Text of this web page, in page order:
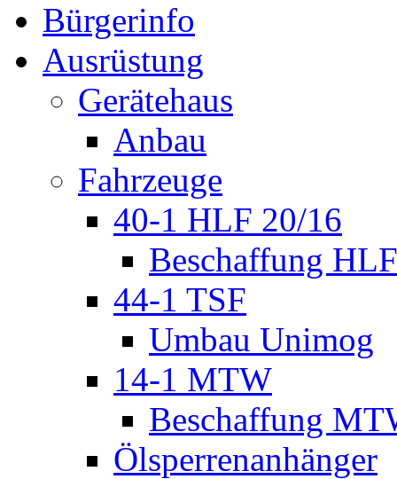
Bürgerinfo
Ausrüstung
Gerätehaus
Anbau
Fahrzeuge
40-1 HLF 20/16
Beschaffung HLF
44-1 TSF
Umbau Unimog
14-1 MTW
Beschaffung
Ölsperrenanhänger